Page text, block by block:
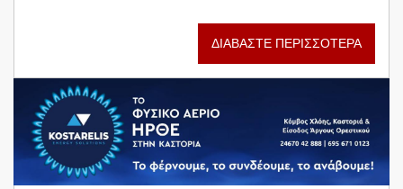
ΔΙΑΒΑΣΤΕ ΠΕΡΙΣΣΟΤΕΡΑ